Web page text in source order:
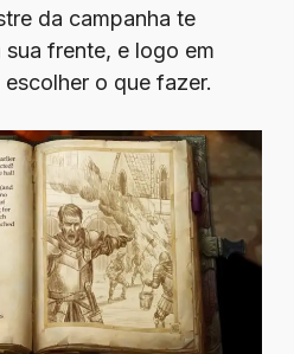
da campanha te
frente, e logo em
o que fazer.